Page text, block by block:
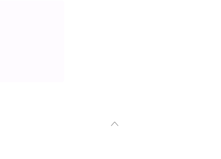
外国人の買い物と見なさ
価格交渉までは対応してく
しております。